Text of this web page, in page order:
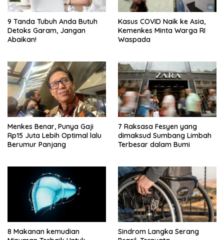
9 Tanda Tubuh Anda Butuh
Detoks Garam, Jangan
Abaikan!
Kasus COVID Naik ke Asia,
Kemenkes Minta Warga RI
Waspada
Menkes Benar, Punya Gaji
Rp15 Juta Lebih Optimal lalu
Berumur Panjang
7 Raksasa Fesyen yang
dimaksud Sumbang Limbah
Terbesar dalam Bumi
8 Makanan kemudian
Sindrom Langka Serang